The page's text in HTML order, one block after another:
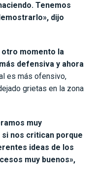
Tenemos
dijo
otro momento la
defensiva y ahora
es más ofensivo,
grietas en la zona
muy
nos critican porque
ideas de los
muy buenos»,